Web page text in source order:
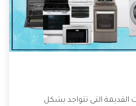
التى تتواجد بشكل